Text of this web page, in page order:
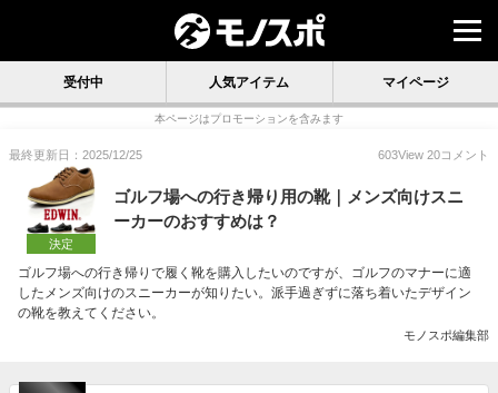
受付中 人気アイテム マイページ
本ページはプロモーションを含みます
最終更新日：2025/12/25 603View 20コメント
決定
ゴルフ場への行き帰り用の靴｜メンズ向けスニ
ーカーのおすすめは？
ゴルフ場への行き帰りで履く靴を購入したいのですが、ゴルフのマナーに適
したメンズ向けのスニーカーが知りたい。派手過ぎずに落ち着いたデザイン
の靴を教えてください。
モノスポ編集部